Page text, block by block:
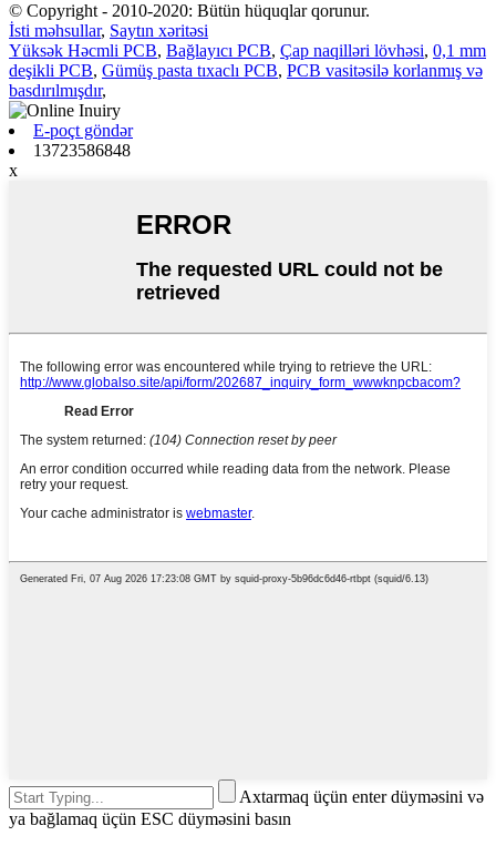
© Copyright - 2010-2020: Bütün hüquqlar qorunur.
İsti məhsullar, Saytın xəritəsi
Yüksək Həcmli PCB, Bağlayıcı PCB, Çap naqilləri lövhəsi, 0,1 mm
deşikli PCB, Gümüş pasta tıxaclı PCB, PCB vasitəsilə korlanmış və
basdırılmışdır,
E-poçt göndər
13723586848
x
Axtarmaq üçün enter düyməsini və
ya bağlamaq üçün ESC düyməsini basın